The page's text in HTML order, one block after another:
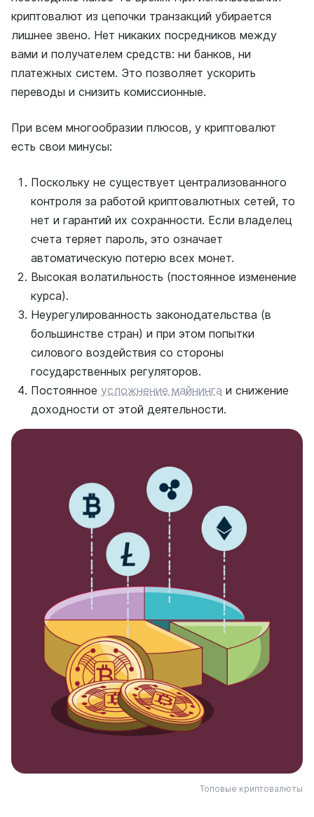
криптовалют из цепочки транзакций убирается
лишнее звено. Нет никаких посредников между
вами и получателем средств: ни банков, ни
платежных систем. Это позволяет ускорить
переводы и снизить комиссионные.
При всем многообразии плюсов, у криптовалют
есть свои минусы:
Поскольку не существует централизованного
контроля за работой криптовалютных сетей, то
нет и гарантий их сохранности. Если владелец
счета теряет пароль, это означает
автоматическую потерю всех монет.
Высокая волатильность (постоянное изменение
курса).
Неурегулированность законодательства (в
большинстве стран) и при этом попытки
силового воздействия со стороны
государственных регуляторов.
Постоянное усложнение майнинга и снижение
доходности от этой деятельности.
Топовые криптовалюты